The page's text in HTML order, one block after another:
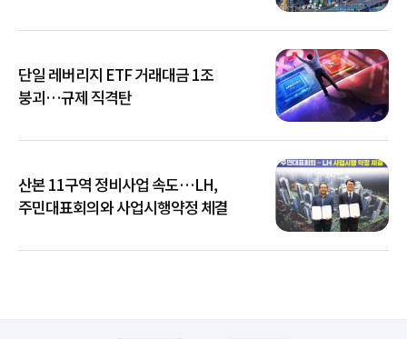
단일 레버리지 ETF 거래대금 1조
붕괴…규제 직격탄
산본 11구역 정비사업 속도…LH,
주민대표회의와 사업시행약정 체결